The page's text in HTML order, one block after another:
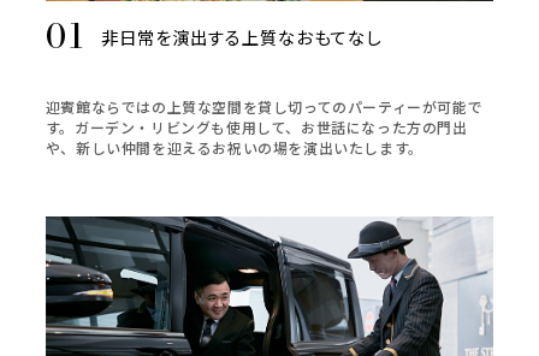
非日常を演出する上質なおもてなし
迎賓館ならではの上質な空間を貸し切ってのパーティーが可能で
す。ガーデン・リビングも使用して、お世話になった方の門出
や、新しい仲間を迎えるお祝いの場を演出いたします。